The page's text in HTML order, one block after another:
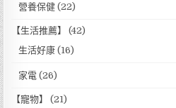
營養保健 (22)
【生活推薦】
(42)
生活好康 (16)
家電 (26)
【寵物】
(21)